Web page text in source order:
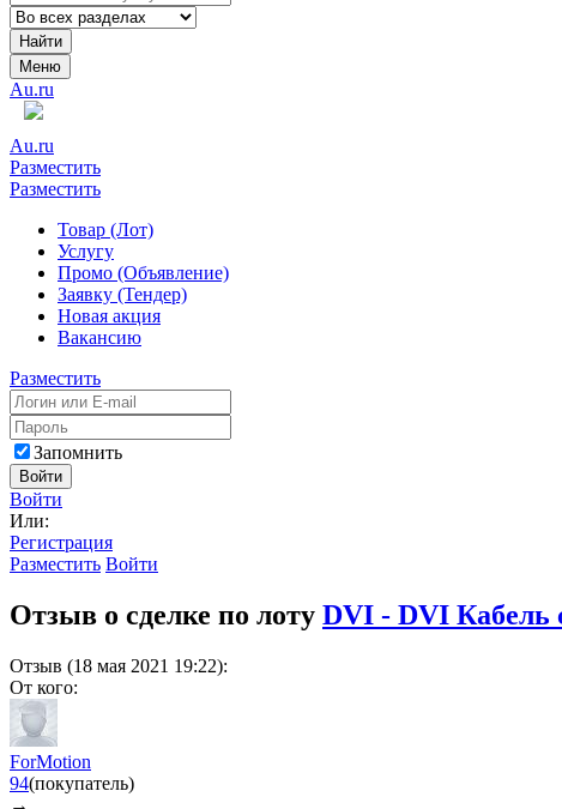
Найти
Меню
Au.ru
Au.ru
Разместить
Разместить
Товар (Лот)
Услугу
Промо (Объявление)
Заявку (Тендер)
Новая акция
Вакансию
Разместить
Запомнить
Войти
Войти
Или:
Регистрация
Разместить Войти
Отзыв о сделке по лоту DVI - DVI Кабель
Отзыв (18 мая 2021 19:22):
От кого:
ForMotion
94(покупатель)
→